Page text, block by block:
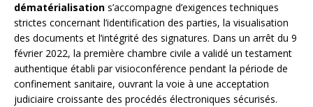
dématérialisation s’accompagne d’exigences techniques
strictes concernant l’identification des parties, la visualisation
des documents et l’intégrité des signatures. Dans un arrêt du 9
février 2022, la première chambre civile a validé un testament
authentique établi par visioconférence pendant la période de
confinement sanitaire, ouvrant la voie à une acceptation
judiciaire croissante des procédés électroniques sécurisés.